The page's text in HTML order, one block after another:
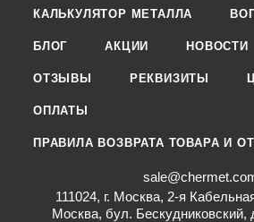
КАЛЬКУЛЯТОР МЕТАЛЛА
БЛОГ АКЦИИ НОВОСТИ
ОТЗЫВЫ РЕКВИЗИТЫ
ОПЛАТЫ
ПРАВИЛА ВОЗВРАТА ТОВАРА И
111024, г. Москва, 2-я
Москва, бул. Бескудниковский,